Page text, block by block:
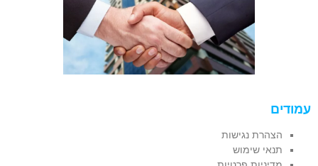
עמודים
הצהרת נגישות
תנאי שימוש